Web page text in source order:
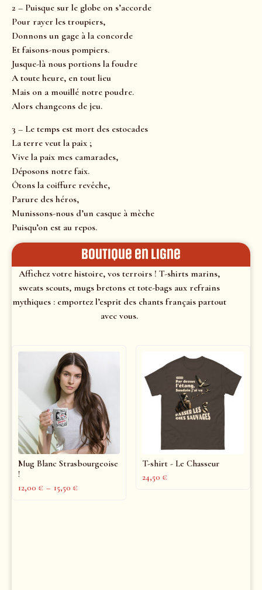
2 – Puisque sur le globe on s’accorde
Pour rayer les troupiers,
Donnons un gage à la concorde
Et faisons-nous pompiers.
Jusque-là nous portions la foudre
A toute heure, en tout lieu
Mais on a mouillé notre poudre.
Alors changeons de jeu.
3 – Le temps est mort des estocades
La terre veut la paix ;
Vive la paix mes camarades,
Déposons notre faix.
Ôtons la coiffure revêche,
Parure des héros,
Munissons-nous d’un casque à mèche
Puisqu’on est au repos.
Boutique en ligne
Affichez votre histoire, vos terroirs ! T-shirts marins,
sweats scouts, mugs bretons et tote-bags aux refrains
mythiques : emportez l’esprit des chants français partout
avec vous.
Mug Blanc Strasbourgeoise
!
12,00 € – 15,50 €
T-shirt - Le Chasseur
24,50 €